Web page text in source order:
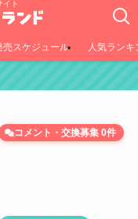
イト
売スケジュール 人気ランキ
コメント・交換募集 0件